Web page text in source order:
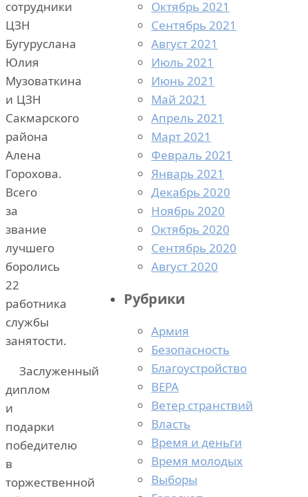
сотрудники
ЦЗН
Бугуруслана
Юлия
Музоваткина
и ЦЗН
Сакмарского
района
Алена
Горохова.
Всего
за
звание
лучшего
боролись
22
работника
службы
занятости.
Заслуженный
диплом
и
подарки
победителю
в
торжественной
Октябрь 2021
Сентябрь 2021
Август 2021
Июль 2021
Июнь 2021
Май 2021
Апрель 2021
Март 2021
Февраль 2021
Январь 2021
Декабрь 2020
Ноябрь 2020
Октябрь 2020
Сентябрь 2020
Август 2020
Рубрики
Армия
Безопасность
Благоустройство
ВЕРА
Ветер странствий
Власть
Время и деньги
Время молодых
Выборы